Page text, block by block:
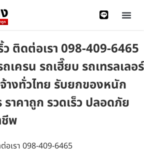
ว ติดต่อเรา 098-409-6465
เครน รถเฮี๊ยบ รถเทรลเลอร์
างทั่วไทย รับยกของหนัก
าคาถูก รวดเร็ว ปลอดภัย
พ
เรา 098-409-6465